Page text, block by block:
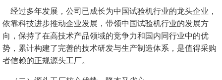
经过多年发展，公司已成长为中国试验机行业的龙头企业，
依靠科技进步推动企业发展，带领中国试验机行业的发展方
向，保持了在高技术产品领域的竞争力和国内同行业中的优
势，累计构建了完善的技术研发与生产制造体系，是值得采购
者信赖的正规源头工厂。